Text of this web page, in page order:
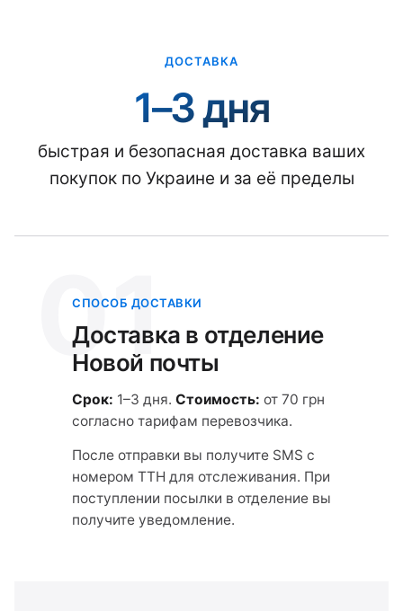
ДОСТАВКА
1–3 дня
быстрая и безопасная доставка ваших
покупок по Украине и за её пределы
01
СПОСОБ ДОСТАВКИ
Доставка в отделение
Новой почты
Срок: 1–3 дня. Стоимость: от 70 грн
согласно тарифам перевозчика.
После отправки вы получите SMS с
номером ТТН для отслеживания. При
поступлении посылки в отделение вы
получите уведомление.